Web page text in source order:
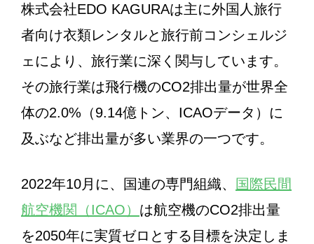
株式会社EDO KAGURAは主に外国人旅行
者向け衣類レンタルと旅行前コンシェルジ
ェにより、旅行業に深く関与しています。
その旅行業は飛行機のCO2排出量が世界全
体の2.0%（9.14億トン、ICAOデータ）に
及ぶなど排出量が多い業界の一つです。
2022年10月に、国連の専門組織、
国際民間
航空機関（ICAO） は航空機のCO2排出量
を2050年に実質ゼロとする目標を決定しま